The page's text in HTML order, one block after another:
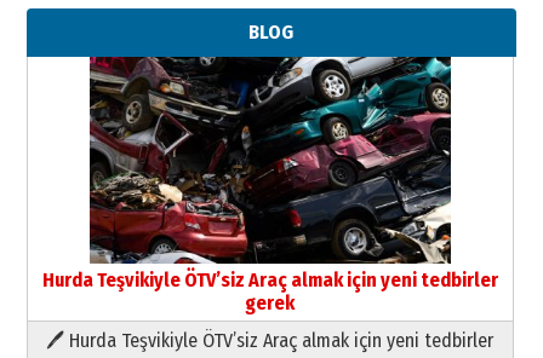
BLOG
Hurda Teşvikiyle ÖTV’siz Araç almak için yeni tedbirler
gerek
🖊 Hurda Teşvikiyle ÖTV’siz Araç almak için yeni tedbirler